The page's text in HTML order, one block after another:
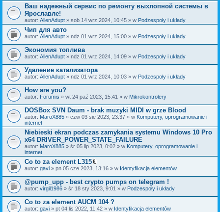
Ваш надежный сервис по ремонту выхлопной системы в
Ярославле!
autor: AllenAdupt » sob 14 wrz 2024, 10:45 » w Podzespoły i układy
Чип для авто
autor: AllenAdupt » ndz 01 wrz 2024, 15:00 » w Podzespoły i układy
Экономия топлива
autor: AllenAdupt » ndz 01 wrz 2024, 14:09 » w Podzespoły i układy
Удаление катализатора
autor: AllenAdupt » ndz 01 wrz 2024, 10:03 » w Podzespoły i układy
How are you?
autor: Forumis » wt 24 paź 2023, 15:41 » w Mikrokontrolery
DOSBox SVN Daum - brak muzyki MIDI w grze Blood
autor: MaroX885 » czw 03 sie 2023, 23:37 » w Komputery, oprogramowanie i
internet
Niebieski ekran podczas zamykania systemu Windows 10 Pro
x64 DRIVER_POWER_STATE_FAILURE
autor: MaroX885 » śr 05 lip 2023, 0:02 » w Komputery, oprogramowanie i
internet
Co to za element L315
Z
ł
ą
c
z
n
i
autor: gavi » pn 05 cze 2023, 13:16 » w Identyfikacja elementów
@pump_upp - best crypto pumps on telegram !
autor: virgil1986 » śr 18 sty 2023, 9:01 » w Podzespoły i układy
Co to za element AUCM 104 ?
autor: gavi » pt 04 lis 2022, 11:42 » w Identyfikacja elementów